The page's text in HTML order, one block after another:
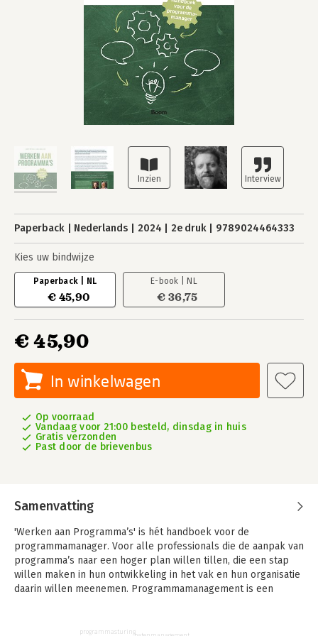
Paperback Nederlands 2024 2e druk 9789024464333
Kies uw bindwijze
Paperback | NL
€ 45,90
E-book | NL
€ 36,75
€ 45,90
In winkelwagen
Op voorraad
Vandaag voor 21:00 besteld, dinsdag in huis
Gratis verzonden
Past door de brievenbus
Samenvatting
'Werken aan Programma’s' is hét handboek voor de
programmamanager. Voor alle professionals die de aanpak van
programma’s naar een hoger plan willen tillen, die een stap
willen maken in hun ontwikkeling in het vak en hun organisatie
daarin willen meenemen. Programmamanagement is een
de energietransitie, het verhogen van de leefbaarheid in wijken
programmasturing